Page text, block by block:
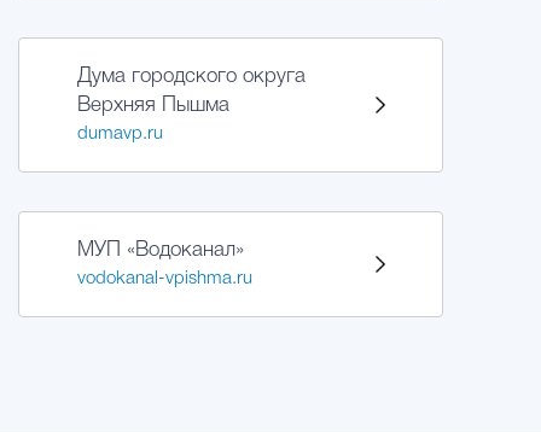
Дума городского округа
Верхняя Пышма
dumavp.ru
МУП «Водоканал»
vodokanal-vpishma.ru